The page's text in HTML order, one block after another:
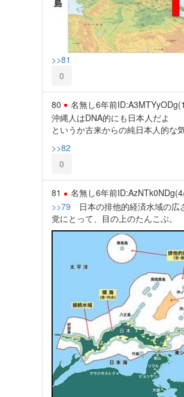
>>81
0
80 名無し6年前
沖縄人はDNA的にも日本人だよ
というか古来からの純日本人的な
>>82
0
81 名無し6年前
>>79 日本の排他的経済水域の広
党にとって、目の上のたんこぶ。